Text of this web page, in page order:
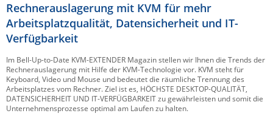
Rechnerauslagerung mit KVM für mehr
Arbeitsplatzqualität, Datensicherheit und IT-
Verfügbarkeit
Im Bell-Up-to-Date KVM-EXTENDER Magazin stellen wir Ihnen die Trends der
Rechnerauslagerung mit Hilfe der KVM-Technologie vor. KVM steht für
Keyboard, Video und Mouse und bedeutet die räumliche Trennung des
Arbeitsplatzes vom Rechner. Ziel ist es, HÖCHSTE DESKTOP-QUALITÄT,
DATENSICHERHEIT UND IT-VERFÜGBARKEIT zu gewährleisten und somit die
Unternehmensprozesse optimal am Laufen zu halten.